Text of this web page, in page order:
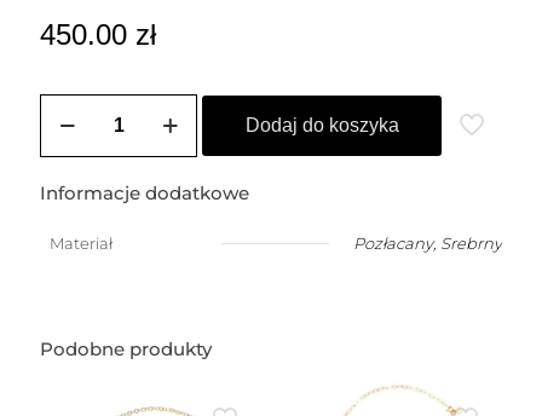
450.00 zł
Kolia
Dodaj do koszyka
Informacje dodatkowe
Materiał Pozłacany, Srebrny
Podobne produkty